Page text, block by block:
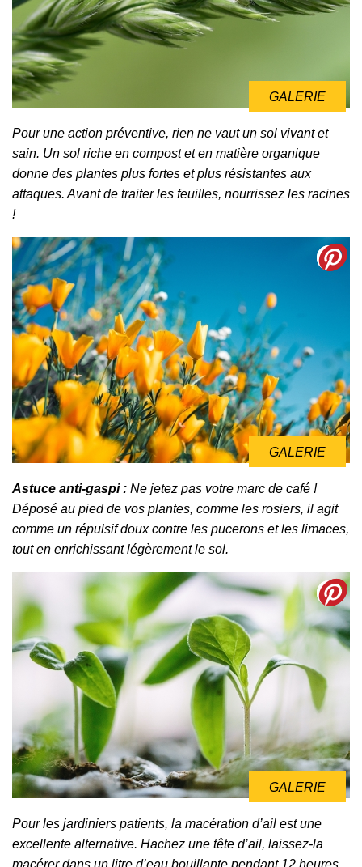
GALERIE
Pour une action préventive, rien ne vaut un sol vivant et
sain. Un sol riche en compost et en matière organique
donne des plantes plus fortes et plus résistantes aux
attaques. Avant de traiter les feuilles, nourrissez les racines
!
GALERIE
Astuce anti-gaspi : Ne jetez pas votre marc de café !
Déposé au pied de vos plantes, comme les rosiers, il agit
comme un répulsif doux contre les pucerons et les limaces,
tout en enrichissant légèrement le sol.
GALERIE
Pour les jardiniers patients, la macération d’ail est une
excellente alternative. Hachez une tête d’ail, laissez-la
macérer dans un litre d’eau bouillante pendant 12 heures.